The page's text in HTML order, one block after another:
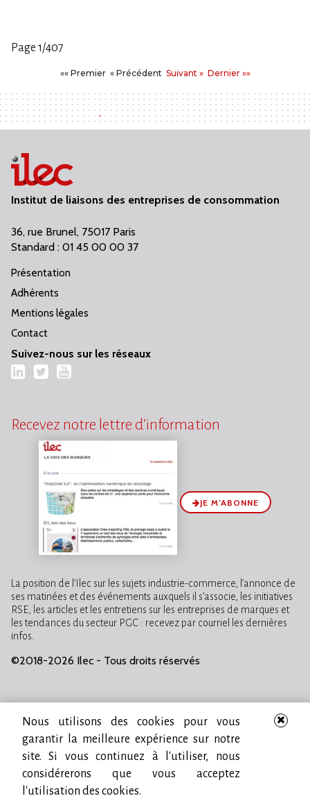
Page 1/407
«« PremierPremier
« PrécédentPrécédent
Suivant
Suivant » Dernier
Dernier »»
Institut de liaisons des entreprises de consommation
36, rue Brunel, 75017 Paris
Standard : 01 45 00 00 37
Présentation
Adhérents
Mentions légales
Contact
Suivez-nous sur les réseaux
LinkedIn
TwitterYouTube
Recevez notre lettre d’information
JE M’ABONNE
La position de l’Ilec sur les sujets industrie-commerce, l’annonce de
ses matinées et des événements auxquels il s’associe, les initiatives
RSE, les articles et les entretiens sur les entreprises de marques et
les tendances du secteur PGC : recevez par courriel les dernières
infos.
©2018-2026 Ilec - Tous droits réservés
Nous utilisons des cookies pour vous
garantir la meilleure expérience sur notre
site. Si vous continuez à l'utiliser, nous
considérerons que vous acceptez
l'utilisation des cookies.